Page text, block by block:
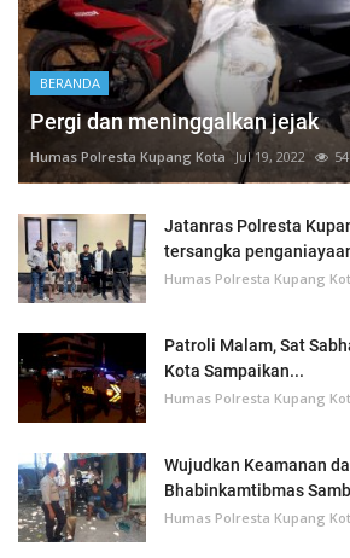
BERANDA
Pergi dan meninggalkan jejak
Humas Polresta Kupang Kota Jul 19, 2022
Jatanras Polresta
tersangka
Humas Polresta Kupang
Patroli Malam, Sat
Kota Sampaikan...
Humas Polresta Kupang
Wujudkan Keamanan
Bhabinkamtibmas
Humas Polresta Kupang